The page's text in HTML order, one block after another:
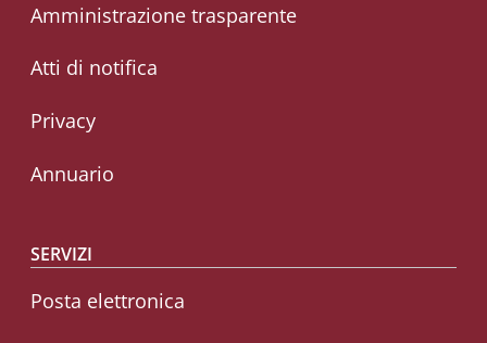
Amministrazione trasparente
Atti di notifica
Privacy
Annuario
SERVIZI
Posta elettronica